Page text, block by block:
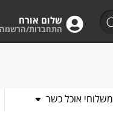
שלום אורח
התחברות/הרשמה
משלוחי אוכל כשר